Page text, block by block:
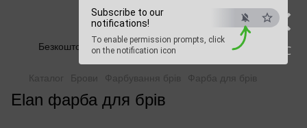
×
ESC
Subscribe to our
notifications!
To enable permission prompts, click
on the notification icon
Beauty Hunter
Безкоштовна доставка при замовленні від 2500 грн
Каталог Брови Фарбування брів Фарба для брів
Elan фарба для брів